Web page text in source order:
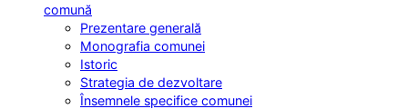
comună
Prezentare generală
Monografia comunei
Istoric
Strategia de dezvoltare
Însemnele specifice comunei